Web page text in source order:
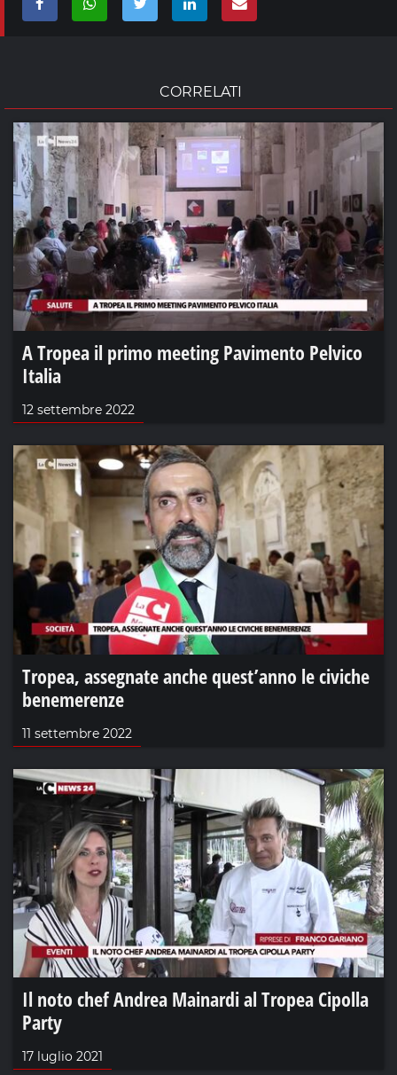
CORRELATI
A Tropea il primo meeting Pavimento Pelvico
Italia
12 settembre 2022
Tropea, assegnate anche quest’anno le civiche
benemerenze
11 settembre 2022
Il noto chef Andrea Mainardi al Tropea Cipolla
Party
17 luglio 2021